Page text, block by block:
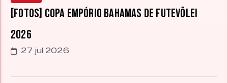
[FOTOS] Copa Empório Bahamas de Futevôlei
2026
27 jul 2026